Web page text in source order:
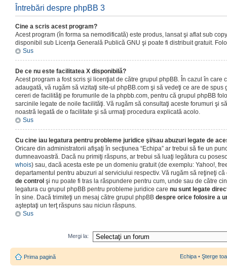
Întrebări despre phpBB 3
Cine a scris acest program?
Acest program (în forma sa nemodificată) este produs, lansat şi aflat sub
disponibil sub Licenţa Generală Publică GNU şi poate fi distribuit gratuit.
Sus
De ce nu este facilitatea X disponibilă?
Acest program a fost scris şi licenţiat de către grupul phpBB. În cazul în care
adaugată, vă rugăm să vizitaţi site-ul phpBB.com şi să vedeţi ce are de
cereri de facilităţi pe forumurile de la phpbb.com, pentru că grupul phpBB
sarcinile legate de noile facilităţi. Vă rugăm să consultaţi aceste forumuri şi
noastră legată de o facilitate şi să urmaţi procedura explicată acolo.
Sus
Cu cine iau legatura pentru probleme juridice şi/sau abuzuri legate de
Oricare din administratorii afişaţi în secţiunea “Echipa” ar trebui să fie un
dumneavoastră. Dacă nu primiţi răspuns, ar trebui să luaţi legătura cu
whois) sau, dacă acesta este pe un domeniu gratuit (de exemplu: Yahoo!,
departamentul pentru abuzuri al serviciului respectiv. Vă rugăm să reţineţi
de control şi nu poate fi tras la răspundere pentru cum, unde sau de către
legatura cu grupul phpBB pentru probleme juridice care nu sunt legate
în sine. Dacă trimiteţi un mesaj către grupul phpBB despre orice folosire a
aşteptaţi un terţ răspuns sau niciun răspuns.
Sus
Mergi la:
Prima pagină Echipa • Şterge